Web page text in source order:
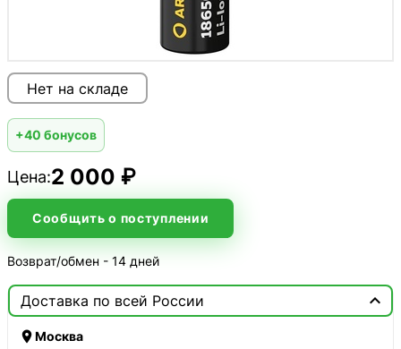
Нет на складе
+40 бонусов
Цена:2 000 ₽
Сообщить о поступлении
Возврат/обмен - 14 дней
Доставка по всей России 
Москва